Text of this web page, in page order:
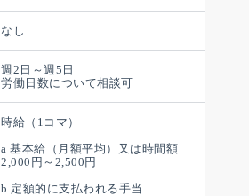
なし
週2日～週5日
労働日数について相談可
時給（1コマ）
a 基本給（月額平均）又は時間額
2,000円～2,500円
b 定額的に支払われる手当